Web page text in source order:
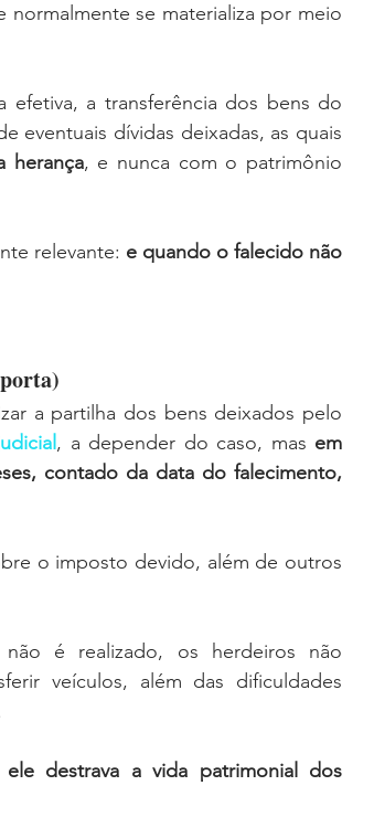
normalmente se materializa por meio
a transferência dos bens do
herança, e nunca com o patrimônio
relevante: e quando o falecido não
a partilha dos bens deixados pelo
, a depender do caso, mas em
contado da data do falecimento,
o imposto devido, além de outros
é realizado, os herdeiros não
veículos, além das dificuldades
destrava a vida patrimonial dos